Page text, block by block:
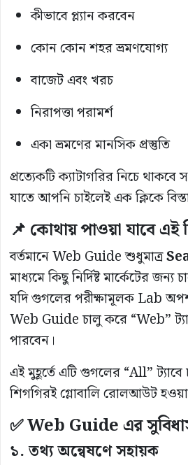
কীভাবে প্ল্যান করবেন
কোন কোন শহর ভ্রমণযোগ্য
বাজেট এবং খরচ
নিরাপত্তা পরামর্শ
একা ভ্রমণের মানসিক প্রস্তুতি
প্রত্যেকটি ক্যাটাগরির নিচে থাকবে
যাতে আপনি চাইলেই এক ক্লিকে
📌 কোথায় পাওয়া যাবে এই
বর্তমানে Web Guide শুধুমাত্র
মাধ্যমে কিছু নির্দিষ্ট মার্কেটের
যদি গুগলের পরীক্ষামূলক Lab
Web Guide চালু করে “Web”
পারবেন।
এই মুহূর্তে এটি গুগলের “All”
শিগগিরই গ্লোবালি রোলআউট
✅ Web Guide এর
১. তথ্য অন্বেষণে সহায়ক